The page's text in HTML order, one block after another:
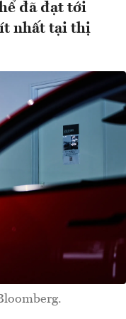
đã đạt tới
nhất tại thị